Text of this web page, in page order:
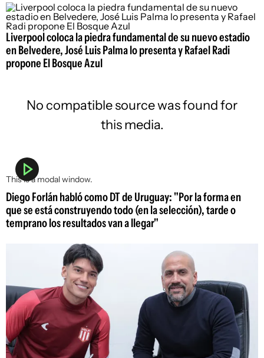
Liverpool coloca la piedra fundamental de su nuevo estadio
en Belvedere, José Luis Palma lo presenta y Rafael Radi
propone El Bosque Azul
This is a modal window.
No compatible source was found for
this media.
Diego Forlán habló como DT de Uruguay: "Por la forma en
que se está construyendo todo (en la selección), tarde o
temprano los resultados van a llegar"